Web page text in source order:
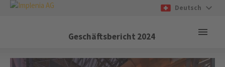
Deutsch
Geschäftsbericht 2024